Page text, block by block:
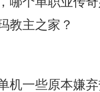
教主之家？
机一些原本嫌